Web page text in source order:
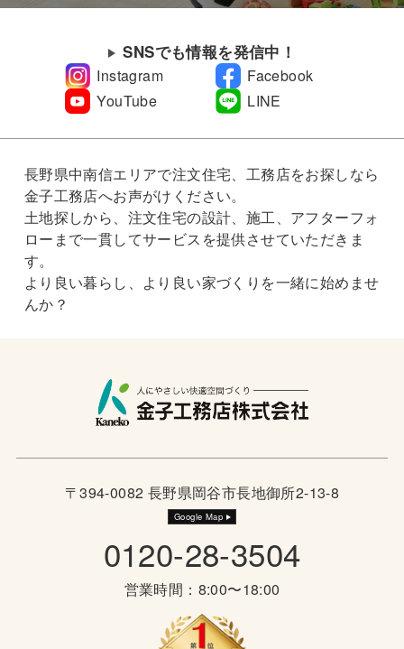
SNSでも情報を発信中！
Instagram
Facebook
YouTube
LINE
長野県中南信エリアで注文住宅、工務店をお探しなら
金子工務店へお声がけください。
土地探しから、注文住宅の設計、施工、アフターフォ
ローまで一貫してサービスを提供させていただきま
す。
より良い暮らし、より良い家づくりを一緒に始めませ
んか？
〒394-0082 長野県岡谷市長地御所2-13-8
Google Map
0120-28-3504
営業時間：8:00〜18:00